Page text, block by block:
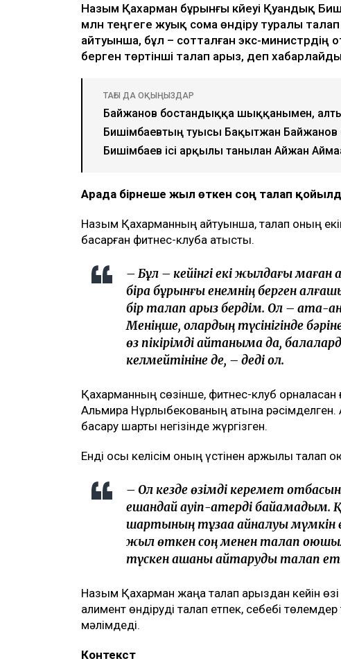
Назым Қахарман бұрынғы күйеуі Қуандық
млн теңгеге жуық сома өндіру туралы
айтуынша, бұл – сотталған экс-министрдің
берген төртінші талап арыз, деп хабарлайды
ТАҒЫ ДА ОҚЫҢЫЗДАР
Байжанов бостандыққа шыққанымен,
Бишімбаевтың туысы Бақытжан
Бишімбаев ісі арқылы танылған Айжан
Арада бірнеше жыл өткен соң талап
Назым Қахарманның айтуынша, талап оның
басқарған фитнес-клубқа қатысты.
– Бұл – кейінгі екі жылдағы
бірақ бұрынғы енемнің берген
бір талап арыз бердім. Ол – ата-
Меніңше, олардың түсінігінде
өз пікірімді айтқаныма да,
келмейтініне де, – деді ол.
Қахарманның сөзінше, фитнес-клуб
Альмира Нұрлыбекованың атына рәсімделген.
басқару шарты негізінде жүргізген.
Енді осы келісім оның үстінен қаржылық талап
– Ол кезде өзімді керемет
ешқандай қауіп-қатерді байқамадым.
шартының тұзаққа айналуы мүмкін
жыл өткен соң менен талап
түскен ақшаны қайтаруды талап
Назым Қахарман жаңа талап арыздан кейін өзі
алимент өндіруді талап етпек, себебі төлемдер
мәлімдеді.
Контекст